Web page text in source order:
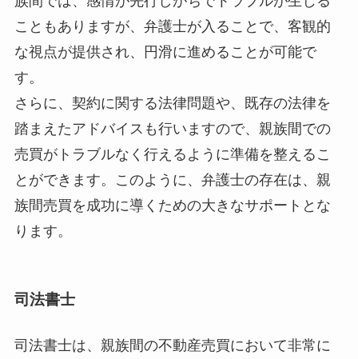
こともありますが、弁護士が入ることで、客観的
な視点が提供され、円滑に進めることが可能で
す。
さらに、契約に関する法律問題や、既存の法律を
踏まえたアドバイスも行いますので、親族間での
売買がトラブルなく行えるように準備を整えるこ
とができます。このように、弁護士の存在は、親
族間売買を成功に導くための大きなサポートとな
ります。
司法書士
司法書士は、親族間の不動産売買において非常に